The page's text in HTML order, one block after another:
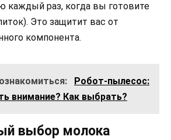
каждый раз, когда вы готовите
Это защитит вас от
компонента.
Робот-пылесос:
внимание? Как выбрать?
выбор молока